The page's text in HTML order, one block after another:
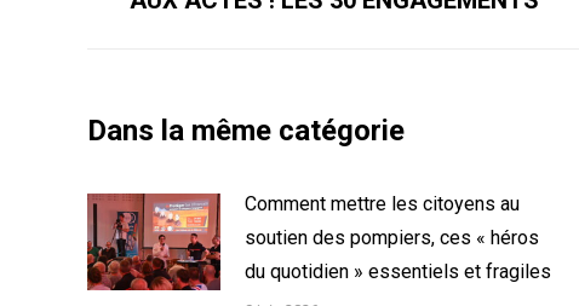
précédent
Dans la même catégorie
Comment mettre les citoyens au
soutien des pompiers, ces « héros
du quotidien » essentiels et fragiles